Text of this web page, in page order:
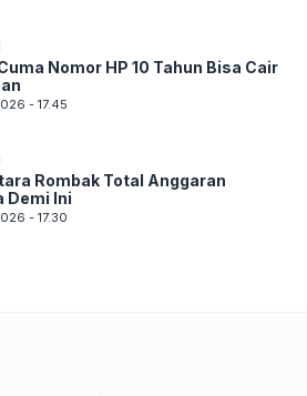
Nomor HP 10 Tahun Bisa Cair
- 17.45
Rombak Total Anggaran
Demi Ini
- 17.30